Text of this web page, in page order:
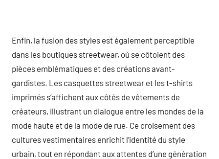
Enfin, la fusion des styles est également perceptible
dans les boutiques streetwear, où se côtoient des
pièces emblématiques et des créations avant-
gardistes. Les casquettes streetwear et les t-shirts
imprimés s’affichent aux côtés de vêtements de
créateurs, illustrant un dialogue entre les mondes de la
mode haute et de la mode de rue. Ce croisement des
cultures vestimentaires enrichit l’identité du style
urbain, tout en répondant aux attentes d’une génération